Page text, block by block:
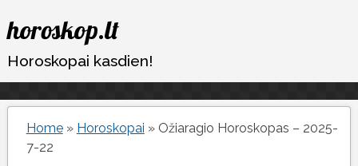
Eiti
prie
turinio
horoskop.lt
Horoskopai kasdien!
Home» Horoskopai » Ožiaragio Horoskopas – 2025-
7-22